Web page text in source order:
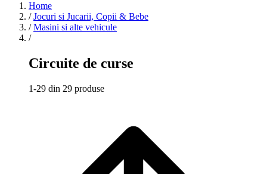
Home
/ Jocuri si Jucarii, Copii & Bebe
/ Masini si alte vehicule
/
Circuite de curse
1-29 din 29 produse